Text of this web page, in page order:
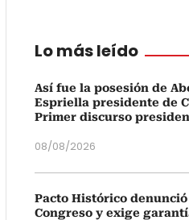
Lo más leído
Así fue la posesión de
Espriella presidente de
Primer discurso
08/08/2026
Pacto Histórico
Congreso y exige